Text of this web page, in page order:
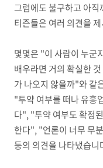
그럼에도 불구하고 아
티즌들은 여러 의견을
몇몇은 "이 사람이 누군
배우라면 거의 확실한
가 나오지 않을까"와 같
"투약 여부를 떠나 유흥
다", "투약 여부도 확정
한다", "언론이 너무 무
등의 의견을 나타냈습니